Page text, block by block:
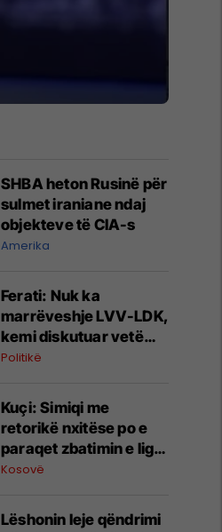
SHBA heton Rusinë për
sulmet iraniane ndaj
objekteve të CIA-s
Amerika
Ferati: Nuk ka
marrëveshje LVV-LDK,
kemi diskutuar vetëm
për parime
Politikë
Kuçi: Simiqi me
retorikë nxitëse po e
paraqet zbatimin e ligjit
në veri si "spastrim
Kosovë
Lëshonin leje qëndrimi